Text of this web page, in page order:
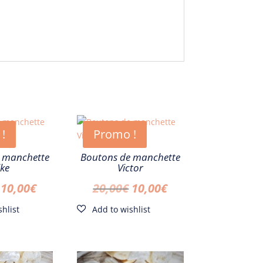
Le
prix
était :
10,00€Le
est :
Promo !
Boutons de manchette
Victor
20,00€ Le
prix
était :
10,00€Le
est :